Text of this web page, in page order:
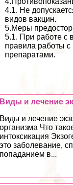
4.1. Не
видов вакцин.
5.Меры
5.1. При работе с
правила работы
препаратами.
Виды и лечение
Виды и лечение
организма Что
интоксикация
это заболевание,
попаданием в...